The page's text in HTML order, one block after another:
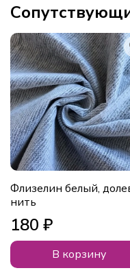
Флизелин белый,
нить
180 ₽
В корзину